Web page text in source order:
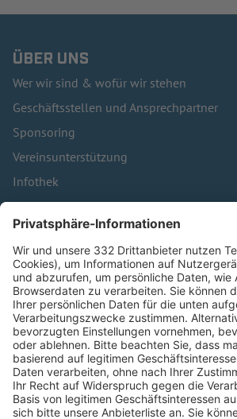
ÜBER UNS
Wer wir sind & wofür wir stehen
Geschäftsstellen und Ansprechpartner
Sponsoring
Vereinsunterstützung
Infothek
Kontakt
HÄUFIG BESUCHTE SEITEN
Pässe und Vereinswechsel
Trainerausbildung
Schulungsangebot Vereinsmitarbeiter
BFV-Geschäftsstellen
Trainerbörse
Login SpielPlus